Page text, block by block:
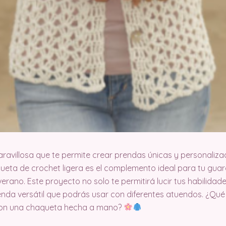
que te permite crear prendas únicas y
de crochet ligera es el complemento ideal para tu
Este proyecto no solo te permitirá lucir tus
versátil que podrás usar con diferentes atuendos.
una chaqueta hecha a mano?